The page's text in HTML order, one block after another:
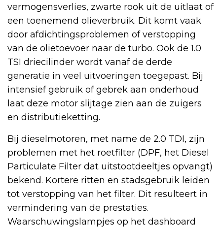
vermogensverlies, zwarte rook uit de uitlaat of
een toenemend olieverbruik. Dit komt vaak
door afdichtingsproblemen of verstopping
van de olietoevoer naar de turbo. Ook de 1.0
TSI driecilinder wordt vanaf de derde
generatie in veel uitvoeringen toegepast. Bij
intensief gebruik of gebrek aan onderhoud
laat deze motor slijtage zien aan de zuigers
en distributieketting.
Bij dieselmotoren, met name de 2.0 TDI, zijn
problemen met het roetfilter (DPF, het Diesel
Particulate Filter dat uitstootdeeltjes opvangt)
bekend. Kortere ritten en stadsgebruik leiden
tot verstopping van het filter. Dit resulteert in
vermindering van de prestaties.
Waarschuwingslampjes op het dashboard